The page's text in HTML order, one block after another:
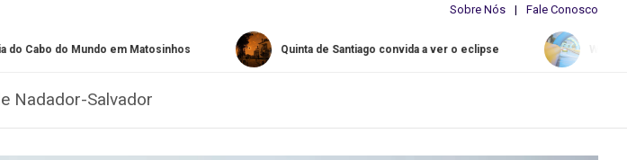
Sobre Nós Fale Conosco
Mundo em Matosinhos Quinta de Santiago convida a ver o eclipse Water Slide
Nadador-Salvador